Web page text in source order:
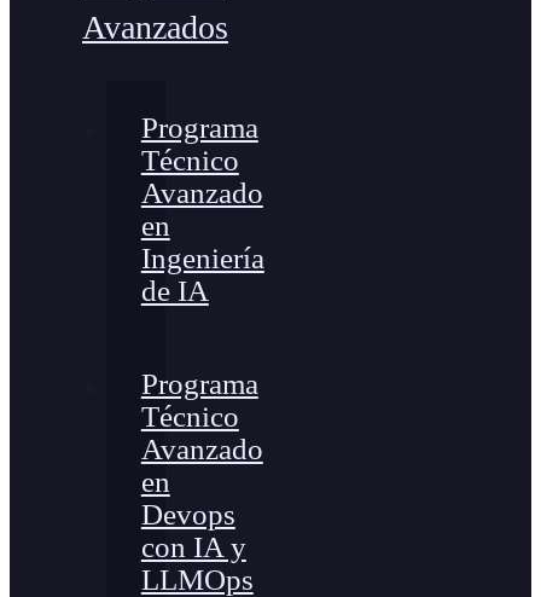
Avanzados
Programa
Técnico
Avanzado
en
Ingeniería
de IA
Programa
Técnico
Avanzado
en
Devops
con IA y
LLMOps